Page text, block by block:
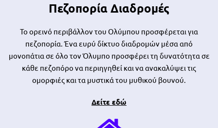
Πεζοπορία Διαδρομές
Το ορεινό περιβάλλον του Ολύμπου προσφέρεται για
πεζοπορία. Ένα ευρύ δίκτυο διαδρομών μέσα από
μονοπάτια σε όλο τον Όλυμπο προσφέρει τη δυνατότητα σε
κάθε πεζοπόρο να περιηγηθεί και να ανακαλύψει τις
ομορφιές και τα μυστικά του μυθικού βουνού.
Δείτε εδώ